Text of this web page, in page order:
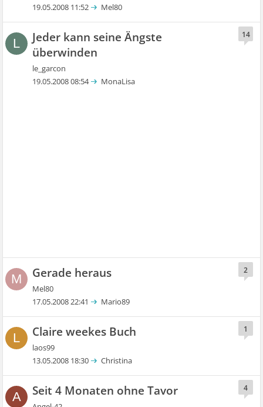
19.05.2008 11:52 Mel80
L
Jeder kann seine Ängste
überwinden
le_garcon
14
19.05.2008 08:54 MonaLisa
M Gerade heraus
Mel80
2
17.05.2008 22:41 Mario89
L Claire weekes Buch
laos99
1
13.05.2008 18:30 Christina
A Seit 4 Monaten ohne Tavor 4